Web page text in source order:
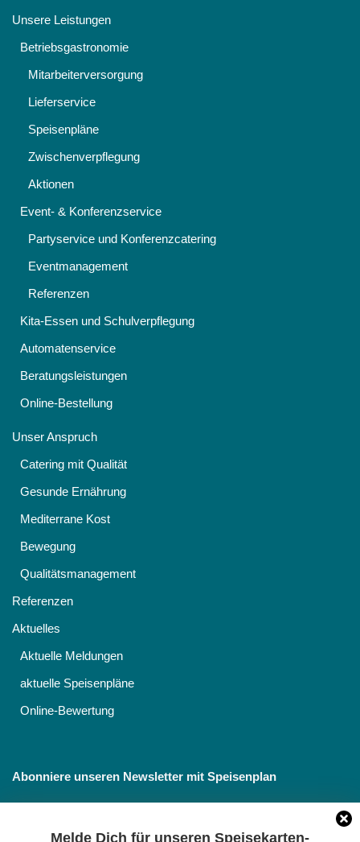
Melde Dich für unseren Speisekarten-
Unsere Leistungen
Betriebsgastronomie
Mitarbeiterversorgung
Lieferservice
Speisenpläne
Zwischenverpflegung
Aktionen
Event- & Konferenzservice
Partyservice und Konferenzcatering
Eventmanagement
Referenzen
Kita-Essen und Schulverpflegung
Automatenservice
Beratungsleistungen
Online-Bestellung
Unser Anspruch
Catering mit Qualität
Gesunde Ernährung
Mediterrane Kost
Bewegung
Qualitätsmanagement
Referenzen
Aktuelles
Aktuelle Meldungen
aktuelle Speisenpläne
Online-Bewertung
Abonniere unseren Newsletter mit Speisenplan